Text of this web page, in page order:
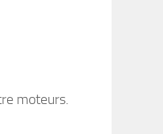
moteurs.